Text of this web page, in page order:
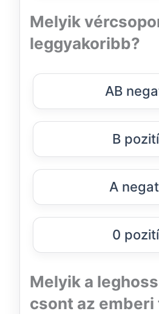
Melyik
leggyakoribb?
AB
B
A
0
Melyik a
csont az